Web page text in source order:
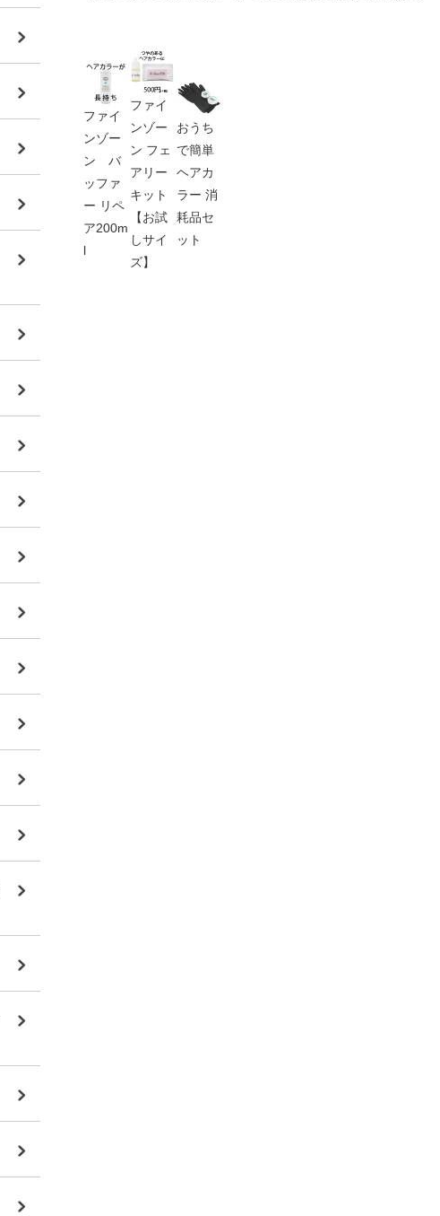
ファイ
ンゾー
ン バ
ッファ
ー リペ
ア200m
l
ファイ
ンゾー
ン フェ
アリー
キット
【お試
しサイ
ズ】
おうち
で簡単
ヘアカ
ラー 消
耗品セ
ット